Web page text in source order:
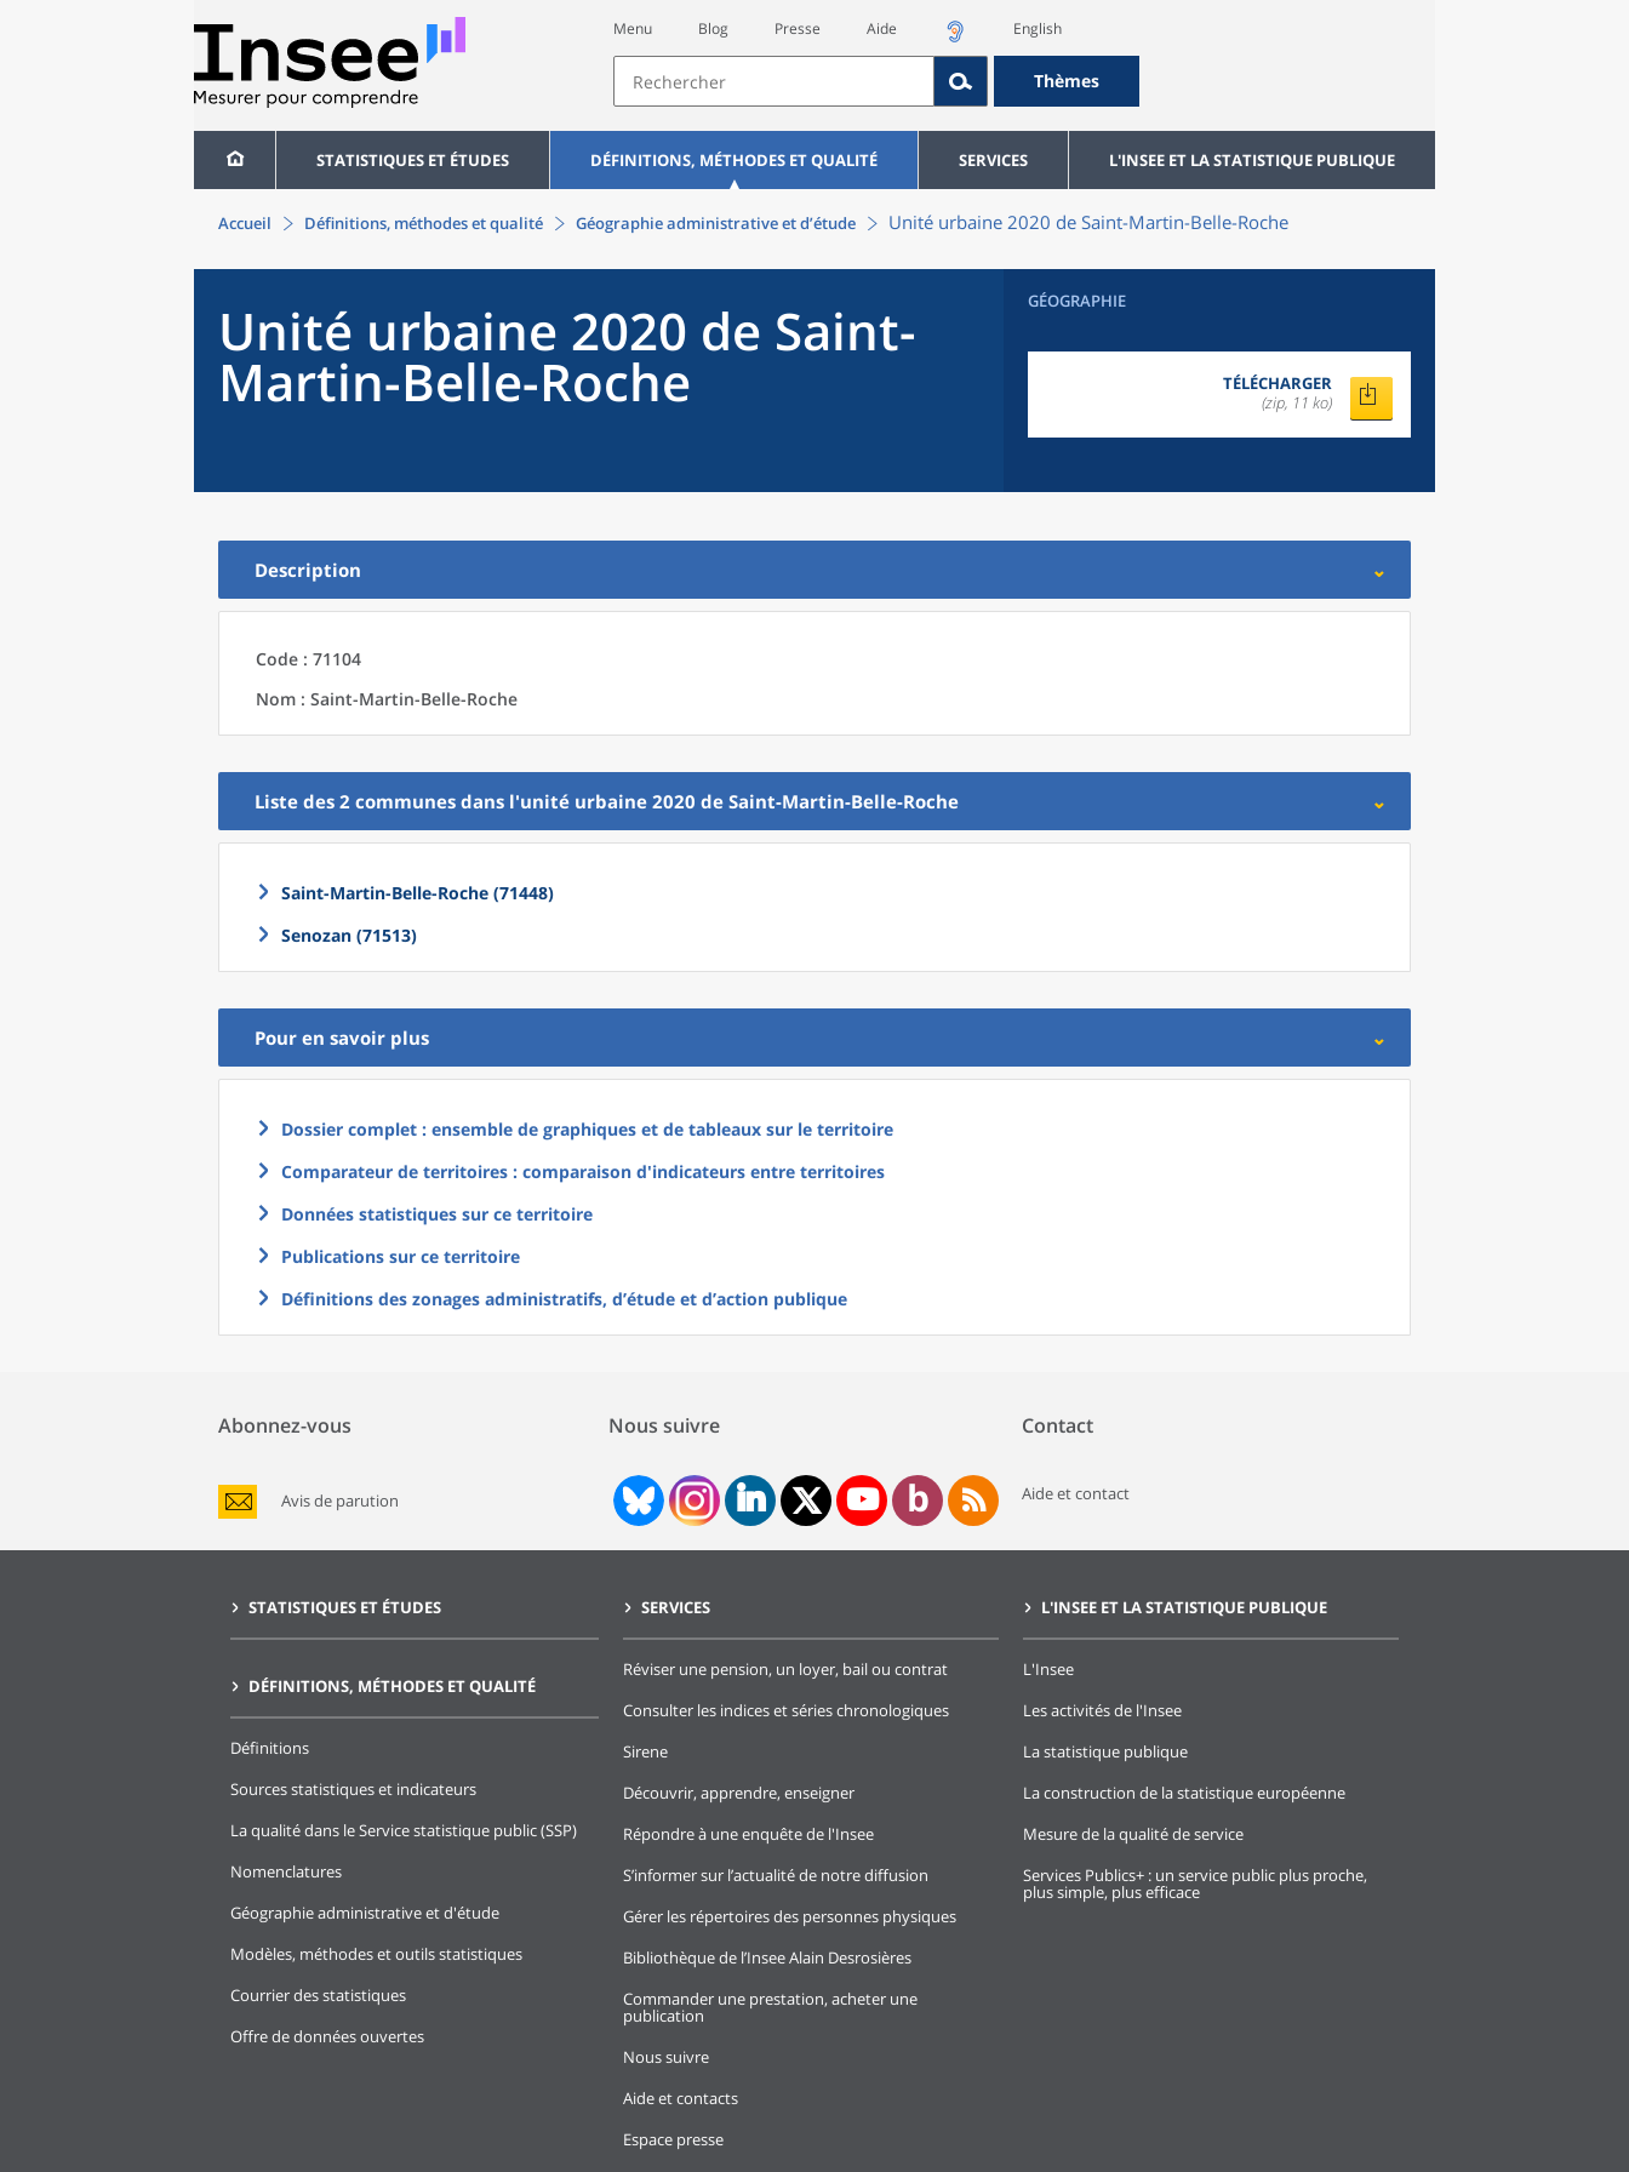
Menu Blog Presse Aide English
Thèmes
STATISTIQUES ET ÉTUDES DÉFINITIONS, MÉTHODES ET QUALITÉ SERVICES L'INSEE ET LA STATISTIQUE PUBLIQUE
Accueil Définitions, méthodes et qualité Géographie administrative et d’étude Unité urbaine 2020 de Saint-Martin-Belle-Roche
Unité urbaine 2020 de Saint-
Martin-Belle-Roche
GÉOGRAPHIE
TÉLÉCHARGER
(zip, 11 ko)
Description
Code : 71104
Nom : Saint-Martin-Belle-Roche
Liste des 2 communes dans l'unité urbaine 2020 de Saint-Martin-Belle-Roche
Saint-Martin-Belle-Roche (71448)
Senozan (71513)
Pour en savoir plus
Dossier complet : ensemble de graphiques et de tableaux sur le territoire
Comparateur de territoires : comparaison d'indicateurs entre territoires
Données statistiques sur ce territoire
Publications sur ce territoire
Définitions des zonages administratifs, d’étude et d’action publique
Abonnez-vous
Avis de parution
Nous suivre Contact
Aide et contact
STATISTIQUES ET ÉTUDES
DÉFINITIONS, MÉTHODES ET QUALITÉ
Définitions
Sources statistiques et indicateurs
La qualité dans le Service statistique public (SSP)
Nomenclatures
Géographie administrative et d'étude
Modèles, méthodes et outils statistiques
Courrier des statistiques
Offre de données ouvertes
SERVICES
Réviser une pension, un loyer, bail ou contrat
Consulter les indices et séries chronologiques
Sirene
Découvrir, apprendre, enseigner
Répondre à une enquête de l'Insee
S’informer sur l’actualité de notre diffusion
Gérer les répertoires des personnes physiques
Bibliothèque de l’Insee Alain Desrosières
Commander une prestation, acheter une
publication
Nous suivre
Aide et contacts
Espace presse
L'INSEE ET LA STATISTIQUE PUBLIQUE
L'Insee
Les activités de l'Insee
La statistique publique
La construction de la statistique européenne
Mesure de la qualité de service
Services Publics+ : un service public plus proche,
plus simple, plus efficace